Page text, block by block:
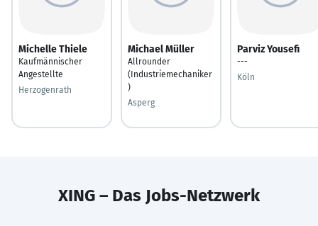
Michelle Thiele
Kaufmännischer
Angestellte
Herzogenrath
Michael Müller
Allrounder
(Industriemechaniker
)
Asperg
Parviz Yousefi
---
Köln
XING – Das Jobs-Netzwerk